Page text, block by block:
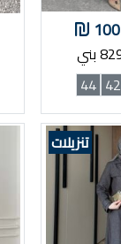
100
42
44
تنزيلات